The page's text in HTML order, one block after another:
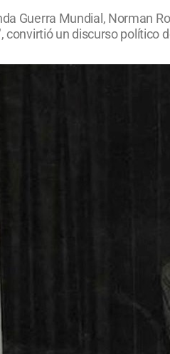
Guerra Mundial, Norman
convirtió un discurso político